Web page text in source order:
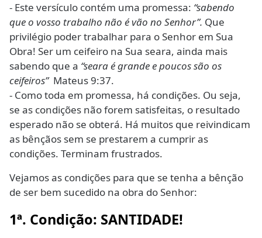
- Este versículo contém uma promessa: “sabendo
que o vosso trabalho não é vão no Senhor”. Que
privilégio poder trabalhar para o Senhor em Sua
Obra! Ser um ceifeiro na Sua seara, ainda mais
sabendo que a “seara é grande e poucos são os
ceifeiros”Mateus 9:37.
- Como toda em promessa, há condições. Ou seja,
se as condições não forem satisfeitas, o resultado
esperado não se obterá. Há muitos que reivindicam
as bênçãos sem se prestarem a cumprir as
condições. Terminam frustrados.
Vejamos as condições para que se tenha a bênção
de ser bem sucedido na obra do Senhor:
1ª. Condição: SANTIDADE!